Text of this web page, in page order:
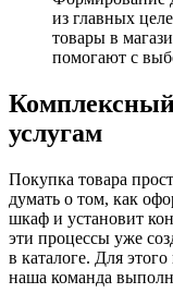
из главных
товары в
помогают с
услугам
Покупка товара
думать о том, как
шкаф и установит
эти процессы уже
в каталоге. Для
наша команда